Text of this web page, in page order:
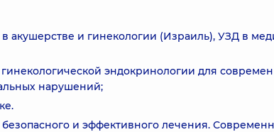
акушерстве и гинекологии (Израиль), УЗД в
эндокринологии для
нарушений;
и эффективного лечения.